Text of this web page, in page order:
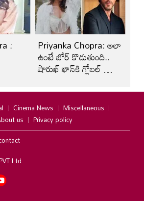
: Priyanka Chopra: అలా
ఉంటే బోర్ కొడుతుంది..
షారుఖ్‌ ఖాన్‌కి గ్లోబల్ బ్యూటీ
Cinema News
Miscellaneous
us
Privacy policy
Ltd.